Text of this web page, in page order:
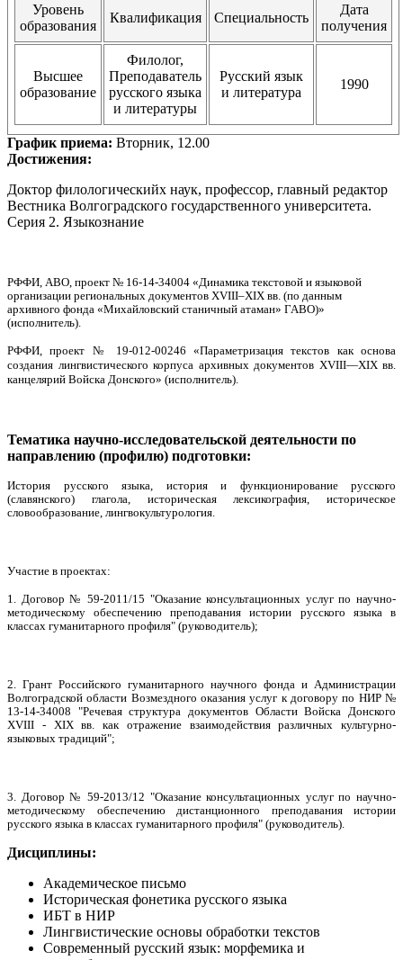
Уровень
образования
Квалификация Специальность
Дата
получения
Высшее
образование
Филолог,
Преподаватель
русского языка
и литературы
Русский язык
и литература
1990
График приема: Вторник, 12.00
Достижения:
Доктор филологическийх наук, профессор, главный редактор
Вестника Волгоградского государственного университета.
Серия 2. Языкознание
РФФИ, АВО, проект № 16-14-34004 «Динамика текстовой и языковой
организации региональных документов XVIII–XIX вв. (по данным
архивного фонда «Михайловский станичный атаман» ГАВО)»
(исполнитель).
РФФИ, проект № 19-012-00246 «Параметризация текстов как основа
создания лингвистического корпуса архивных документов XVIII—XIX вв.
канцелярий Войска Донского» (исполнитель).
Тематика научно-исследовательской деятельности по
направлению (профилю) подготовки:
История русского языка, история и функционирование русского
(славянского) глагола, историческая лексикография, историческое
словообразование, лингвокультурология.
Участие в проектах:
1. Договор №59-2011/15 "Оказание консультационных услуг по научно-
методическому обеспечению преподавания истории русского языка в
классах гуманитарного профиля" (руководитель);
2. Грант Российского гуманитарного научного фонда и Администрации
Волгоградской области Возмездного оказания услуг к договору по НИР №
13-14-34008 "Речевая структура документов Области Войска Донского
XVIII - XIX вв. как отражение взаимодействия различных культурно-
языковых традиций";
3. Договор № 59-2013/12 "Оказание консультационных услуг по научно-
методическому обеспечению дистанционного преподавания истории
русского языка в классах гуманитарного профиля" (руководитель).
Дисциплины:
Академическое письмо
Историческая фонетика русского языка
ИБТ в НИР
Лингвистические основы обработки текстов
Современный русский язык: морфемика и